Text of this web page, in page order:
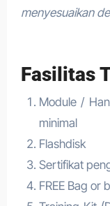
menyesuaikan
Fasilitas
Module /
minimal
Flashdisk
Sertifikat
FREE Bag or